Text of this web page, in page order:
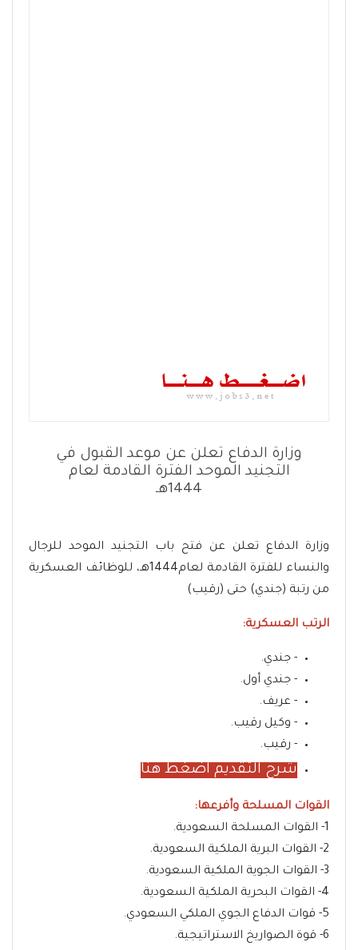
وزارة الدفاع تعلن عن موعد القبول في
التجنيد الموحد الفترة القادمة لعام
1444هـ
وزارة الدفاع تعلن عن فتح باب التجنيد الموحد للرجال
والنساء للفترة القادمة لعام1444هـ، للوظائف العسكرية
من رتبة (جندي) حتى (رقيب)
الرتب العسكرية:
- جندي.
- جندي أول.
- عريف.
- وكيل رقيب.
- رقيب.
شرح التقديم اضغط هنا
القوات المسلحة وأفرعها:
1- القوات المسلحة السعودية.
2- القوات البرية الملكية السعودية.
3- القوات الجوية الملكية السعودية.
4- القوات البحرية الملكية السعودية.
5- قوات الدفاع الجوي الملكي السعودي.
6- قوة الصواريخ الاستراتيجية.